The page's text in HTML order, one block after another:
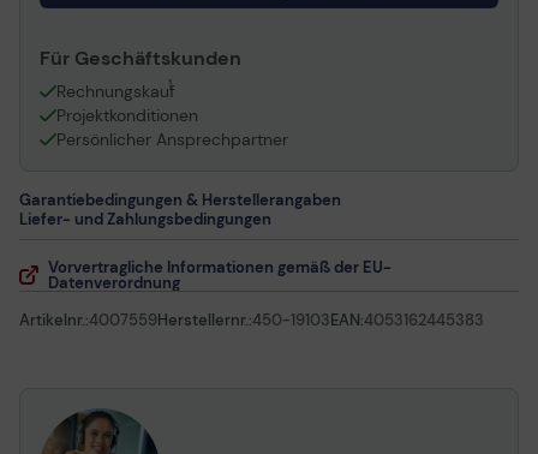
Für Geschäftskunden
Rechnungskauf
1
Projektkonditionen
Persönlicher Ansprechpartner
Garantiebedingungen & Herstellerangaben
Liefer- und Zahlungsbedingungen
Vorvertragliche Informationen gemäß der EU-
Datenverordnung
Artikelnr.:4007559Herstellernr.:450-19103EAN:4053162445383